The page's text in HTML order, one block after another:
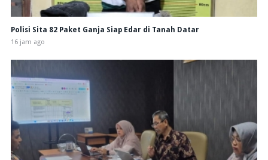
Polisi Sita 82 Paket Ganja Siap Edar di Tanah Datar
16 jam ago